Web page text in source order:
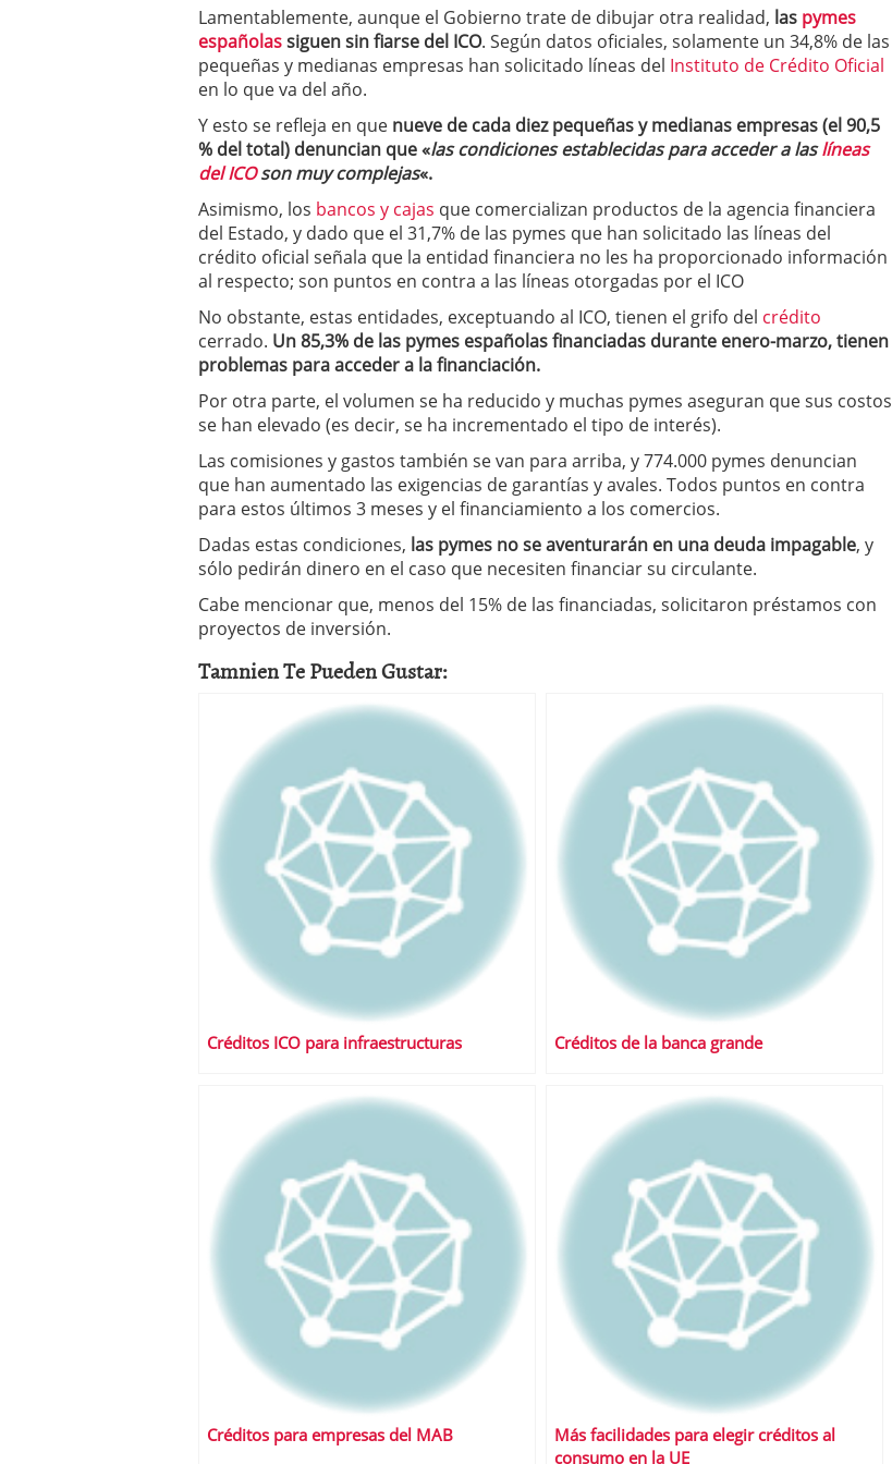
a los costes 21 de noviembre de 2025
¿Cuánto cuesta un software punto de venta? 3 de octubre de 2025
Lamentablemente, aunque el Gobierno trate de dibujar otra realidad, las pymes
españolassiguen sin fiarse del ICO. Según datos oficiales, solamente un 34,8% de las
pequeñas y medianas empresas han solicitado líneas del Instituto de Crédito Oficial
en lo que va del año.
Y esto se refleja en que nueve de cada diez pequeñas y medianas empresas (el 90,5
% del total) denuncian que «las condiciones establecidas para acceder a laslíneas
del ICOson muy complejas«.
Asimismo, los bancos y cajas que comercializan productos de la agencia financiera
del Estado, y dado que el 31,7% de las pymes que han solicitado las líneas del
crédito oficial señala que la entidad financiera no les ha proporcionado información
al respecto; son puntos en contra a las líneas otorgadas por el ICO
No obstante, estas entidades, exceptuando al ICO, tienen el grifo del crédito
cerrado. Un 85,3% de las pymes españolas financiadas durante enero-marzo, tienen
problemas para acceder a la financiación.
Por otra parte, el volumen se ha reducido y muchas pymes aseguran que sus costos
se han elevado (es decir, se ha incrementado el tipo de interés).
Las comisiones y gastos también se van para arriba, y 774.000 pymes denuncian
que han aumentado las exigencias de garantías y avales. Todos puntos en contra
para estos últimos 3 meses y el financiamiento a los comercios.
Dadas estas condiciones, las pymes no se aventurarán en una deuda impagable, y
sólo pedirán dinero en el caso que necesiten financiar su circulante.
Cabe mencionar que, menos del 15% de las financiadas, solicitaron préstamos con
proyectos de inversión.
Tamnien Te Pueden Gustar:
Créditos ICO para infraestructuras Créditos de la banca grande
Créditos para empresas del MAB
Más facilidades para elegir créditos al
consumo en la UE